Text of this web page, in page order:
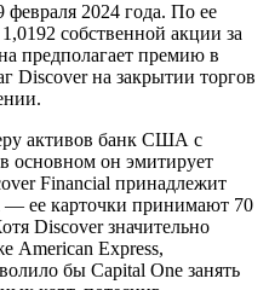
2024 года. По ее
собственной акции за
предполагает премию в
Discover на закрытии торгов
активов банк США с
основном он эмитирует
Financial принадлежит
— ее карточки принимают 70
Discover значительно
American Express,
бы Capital One занять